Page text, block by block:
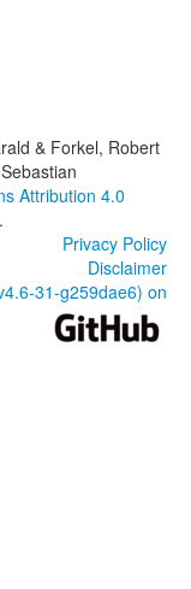
& Forkel, Robert
Attribution 4.0
.
Privacy Policy
Disclaimer
31-g259dae6) on